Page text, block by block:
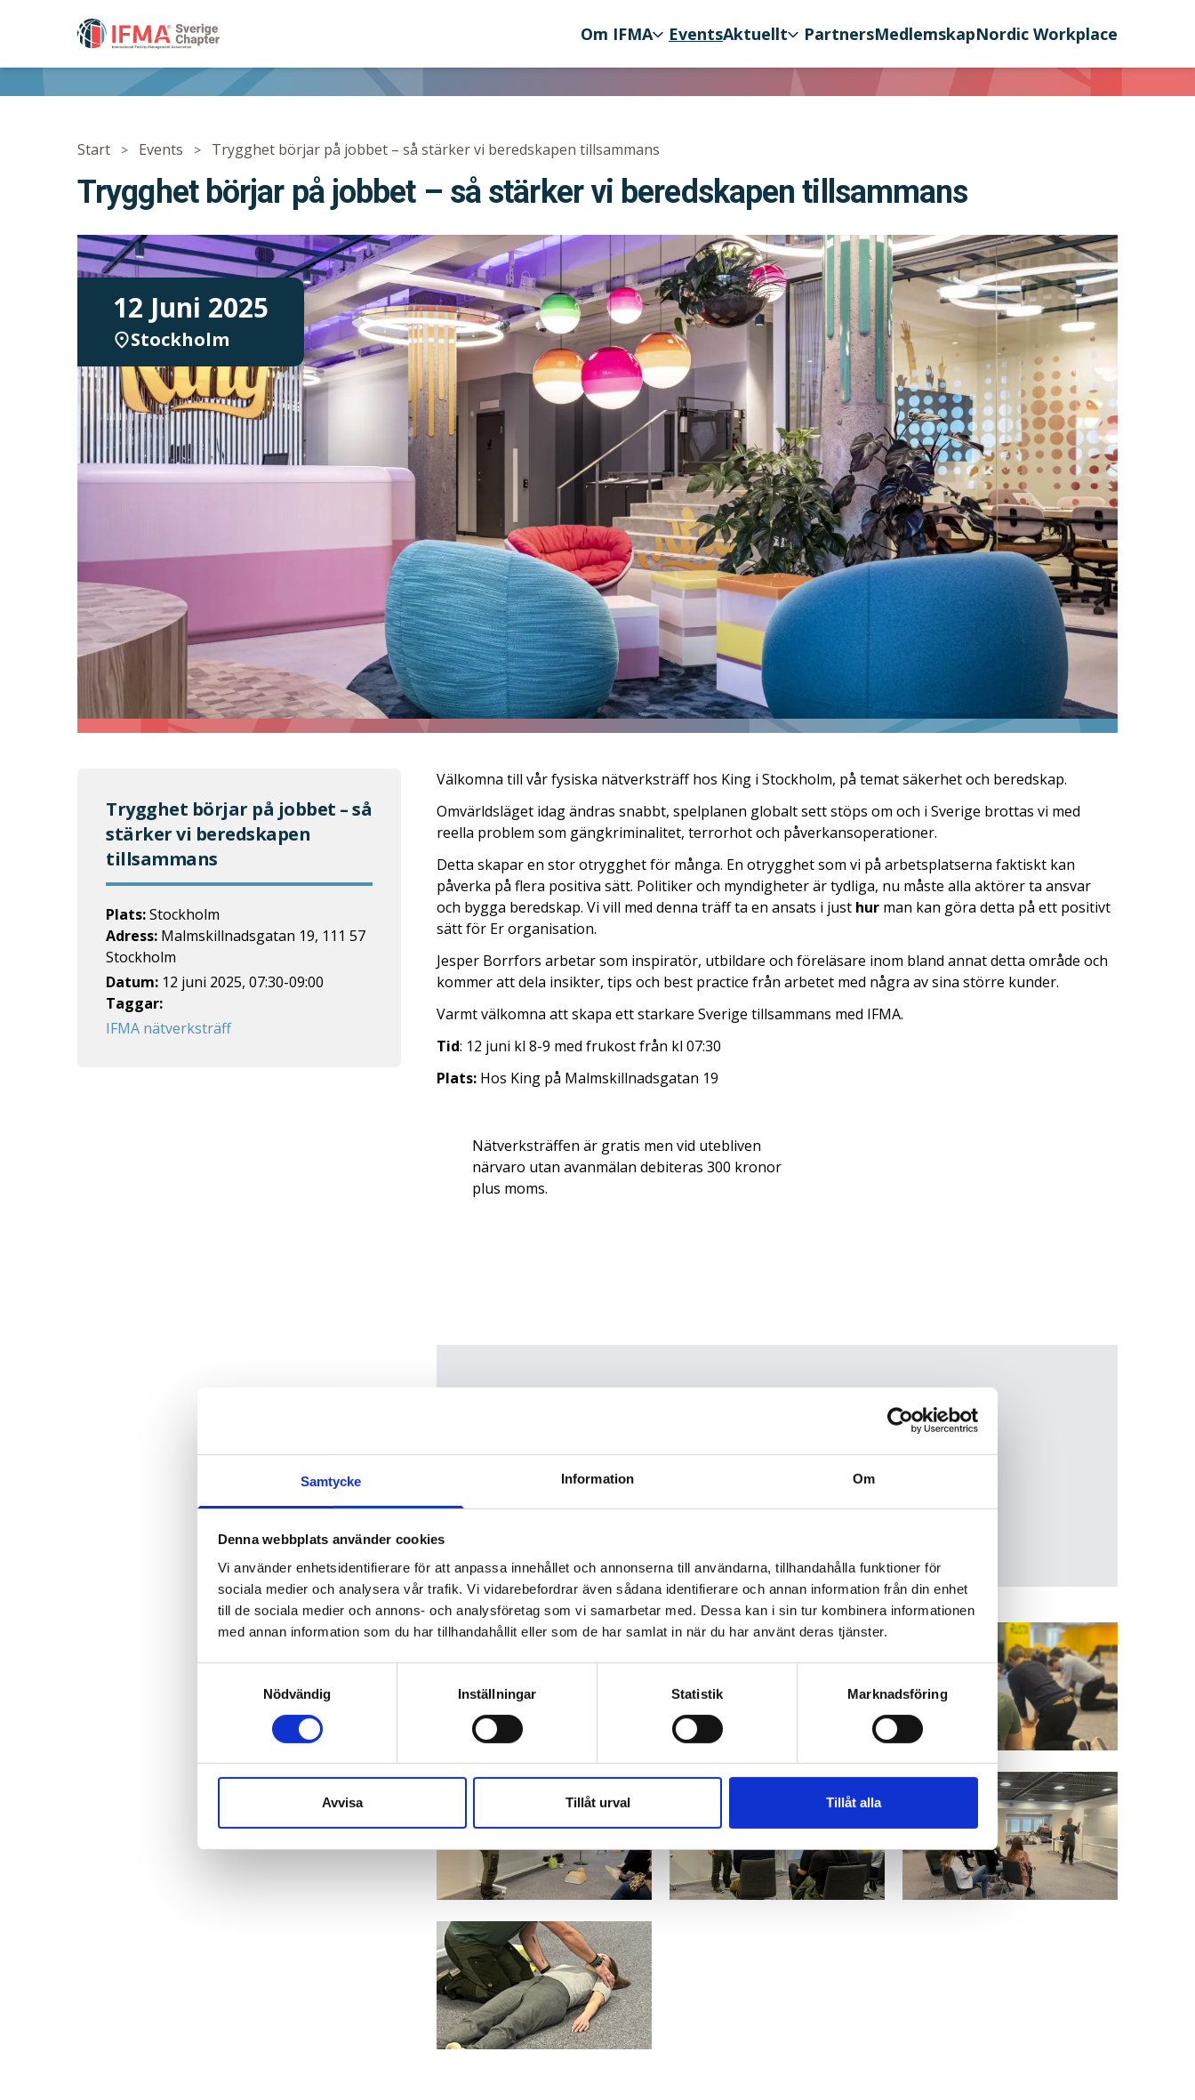
Samtycke Information Om
Denna webbplats använder cookies
Vi använder enhetsidentifierare för att anpassa innehållet och annonserna till användarna, tillhandahålla funktioner för
sociala medier och analysera vår trafik. Vi vidarebefordrar även sådana identifierare och annan information från din enhet
till de sociala medier och annons- och analysföretag som vi samarbetar med. Dessa kan i sin tur kombinera informationen
med annan information som du har tillhandahållit eller som de har samlat in när du har använt deras tjänster.
Nödvändig
Inställningar Statistik Marknadsföring
Avvisa Tillåt urval Tillåt alla
Om IFMA EventsAktuellt PartnersMedlemskapNordic Workplace
Start > Events > Trygghet börjar på jobbet – så stärker vi beredskapen tillsammans
Trygghet börjar på jobbet – så stärker vi beredskapen tillsammans
12 Juni 2025
Stockholm
Trygghet börjar på jobbet – så
stärker vi beredskapen
tillsammans
Plats:Stockholm
Adress: Malmskillnadsgatan 19, 111 57
Stockholm
Datum: 12 juni 2025, 07:30-09:00
Taggar:
IFMA nätverksträff
Välkomna till vår fysiska nätverksträff hos King i Stockholm, på temat säkerhet och beredskap.
Omvärldsläget idag ändras snabbt, spelplanen globalt sett stöps om och i Sverige brottas vi med
reella problem som gängkriminalitet, terrorhot och påverkansoperationer.
Detta skapar en stor otrygghet för många. En otrygghet som vi på arbetsplatserna faktiskt kan
påverka på flera positiva sätt. Politiker och myndigheter är tydliga, nu måste alla aktörer ta ansvar
och bygga beredskap. Vi vill med denna träff ta en ansats i just hur man kan göra detta på ett positivt
sätt för Er organisation.
Jesper Borrfors arbetar som inspiratör, utbildare och föreläsare inom bland annat detta område och
kommer att dela insikter, tips och best practice från arbetet med några av sina större kunder.
Varmt välkomna att skapa ett starkare Sverige tillsammans med IFMA.
Tid: 12 juni kl 8-9 med frukost från kl 07:30
Plats: Hos King på Malmskillnadsgatan 19
Nätverksträffen är gratis men vid utebliven
närvaro utan avanmälan debiteras 300 kronor
plus moms.